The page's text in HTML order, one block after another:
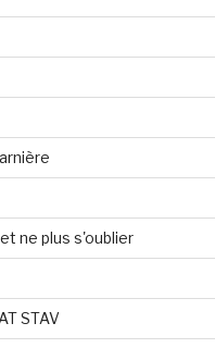
ne plus s'oublier
STAV